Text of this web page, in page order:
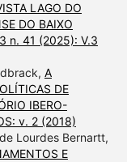
LAGO DO
DO BAIXO
n. 41 (2025): V.3
A
DE
IBERO-
v. 2 (2018)
Lourdes Bernartt,
E